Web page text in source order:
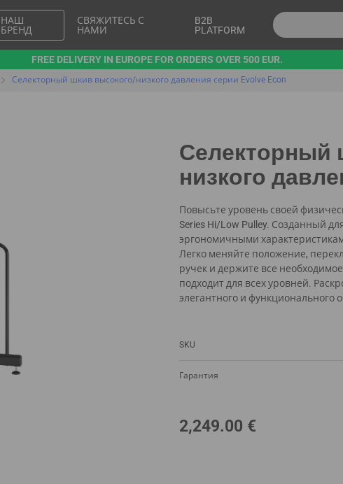
НАШ
БРЕНД
СВЯЖИТЕСЬ С
НАМИ
B2B
PLATFORM
FREE DELIVERY IN EUROPE FOR ORDERS OVER 500 EUR.
Селекторный шкив высокого/низкого давления серии Evolve Econ
Селекторный
низкого
Повысьте уровень своей
Series Hi/Low Pulley. Созданный
эргономичными
Легко меняйте положение,
ручек и держите все
подходит для всех уровней.
элегантного и функционального
SKU
Гарантия
2,249.00 €